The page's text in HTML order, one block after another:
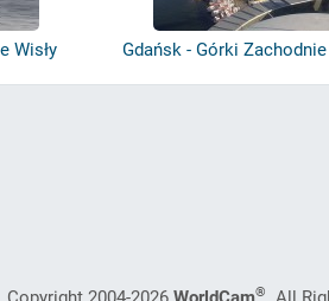
Wisły
Gdańsk - Górki
®